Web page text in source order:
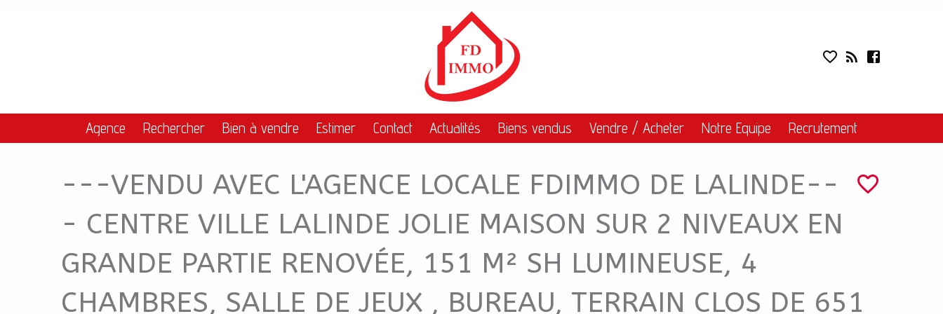
---VENDU AVEC L'AGENCE LOCALE FDIMMO DE
Navigation principale
Agence Rechercher Bien à vendre Estimer Contact Actualités Biens vendus Vendre / Acheter Notre Equipe Recrutement
---VENDU AVEC L'AGENCE LOCALE FDIMMO DE LALINDE--
- CENTRE VILLE LALINDE JOLIE MAISON SUR 2 NIVEAUX EN
GRANDE PARTIE RENOVÉE, 151 M² SH LUMINEUSE, 4
CHAMBRES, SALLE DE JEUX , BUREAU, TERRAIN CLOS DE 651